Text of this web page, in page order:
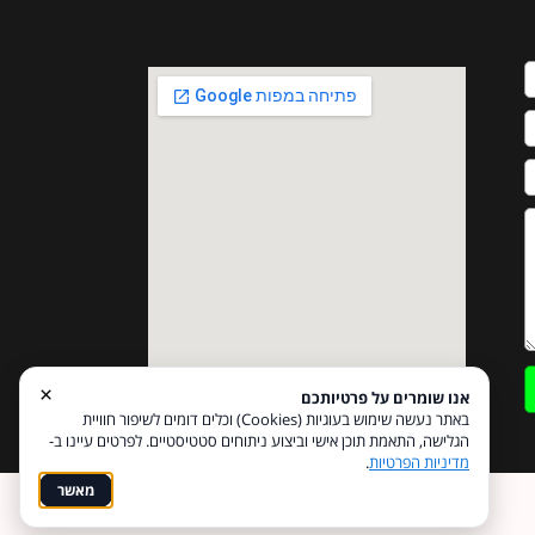
×
אנו שומרים על פרטיותכם
באתר נעשה שימוש בעוגיות (Cookies) וכלים דומים לשיפור חוויית
הגלישה, התאמת תוכן אישי וביצוע ניתוחים סטטיסטיים. לפרטים עיינו ב-
מדיניות הפרטיות.
מאשר